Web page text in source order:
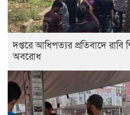
দপ্তরে আধিপত্যর প্রতিবাদে রাবি
অবরোধ